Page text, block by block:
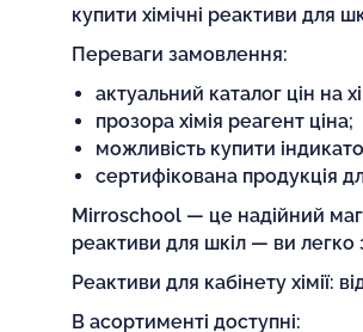
купити хімічні реактиви для
Переваги замовлення:
актуальний каталог цін на
прозора хімія реагент ціна;
можливість купити
сертифікована продукція
Mirroschool — це надійний
реактиви для шкіл — ви легко
Реактиви для кабінету хімії:
В асортименті доступні: